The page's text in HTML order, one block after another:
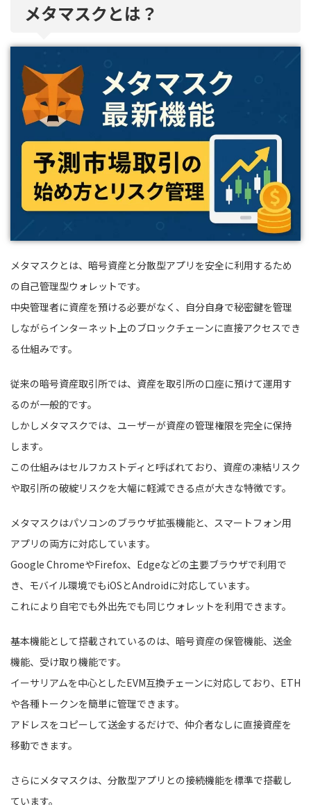
メタマスクとは？
メタマスクとは、暗号資産と分散型アプリを安全に利用するため
の自己管理型ウォレットです。
中央管理者に資産を預ける必要がなく、自分自身で秘密鍵を管理
しながらインターネット上のブロックチェーンに直接アクセスでき
る仕組みです。
従来の暗号資産取引所では、資産を取引所の口座に預けて運用す
るのが一般的です。
しかしメタマスクでは、ユーザーが資産の管理権限を完全に保持
します。
この仕組みはセルフカストディと呼ばれており、資産の凍結リスク
や取引所の破綻リスクを大幅に軽減できる点が大きな特徴です。
メタマスクはパソコンのブラウザ拡張機能と、スマートフォン用
アプリの両方に対応しています。
Google ChromeやFirefox、Edgeなどの主要ブラウザで利用で
き、モバイル環境でもiOSとAndroidに対応しています。
これにより自宅でも外出先でも同じウォレットを利用できます。
基本機能として搭載されているのは、暗号資産の保管機能、送金
機能、受け取り機能です。
イーサリアムを中心としたEVM互換チェーンに対応しており、ETH
や各種トークンを簡単に管理できます。
アドレスをコピーして送金するだけで、仲介者なしに直接資産を
移動できます。
さらにメタマスクは、分散型アプリとの接続機能を標準で搭載し
ています。